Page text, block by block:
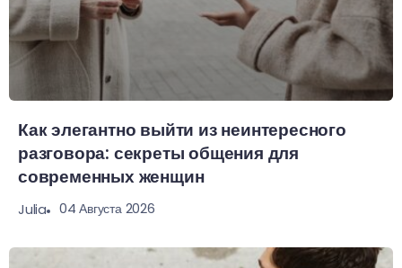
Как элегантно выйти из неинтересного
разговора: секреты общения для
современных женщин
Julia 04 Августа 2026